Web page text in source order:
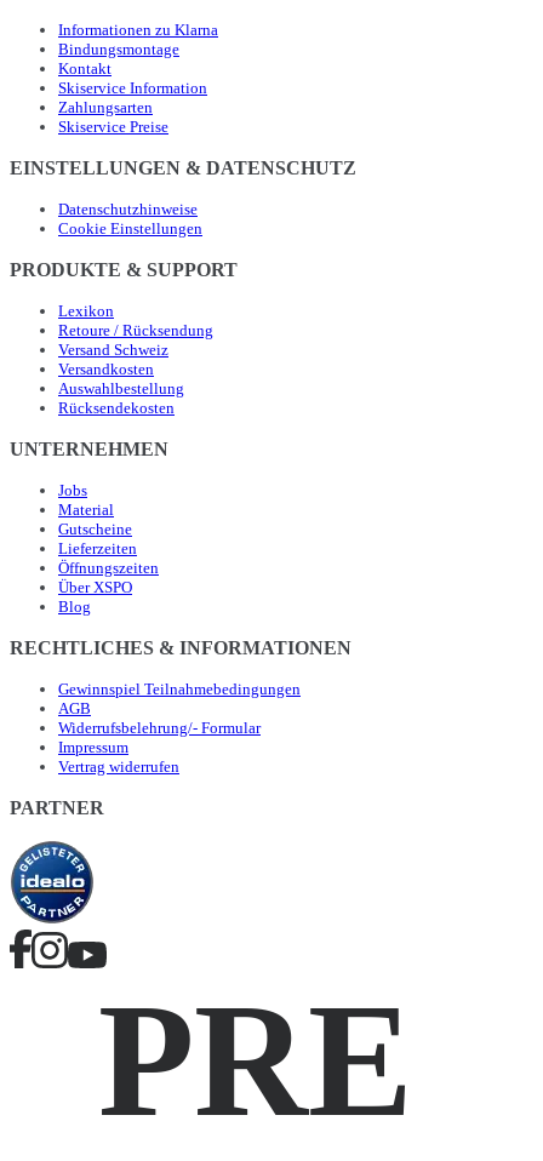
Informationen zu Klarna
Bindungsmontage
Kontakt
Skiservice Information
Zahlungsarten
Skiservice Preise
EINSTELLUNGEN & DATENSCHUTZ
Datenschutzhinweise
Cookie Einstellungen
PRODUKTE & SUPPORT
Lexikon
Retoure / Rücksendung
Versand Schweiz
Versandkosten
Auswahlbestellung
Rücksendekosten
UNTERNEHMEN
Jobs
Material
Gutscheine
Lieferzeiten
Öffnungszeiten
Über XSPO
Blog
RECHTLICHES & INFORMATIONEN
Gewinnspiel Teilnahmebedingungen
AGB
Widerrufsbelehrung/- Formular
Impressum
Vertrag widerrufen
PARTNER